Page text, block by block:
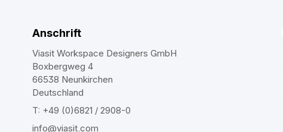
Anschrift
Viasit Workspace Designers GmbH
Boxbergweg 4
66538 Neunkirchen
Deutschland
T: +49 (0)6821 / 2908-0
info@viasit.com